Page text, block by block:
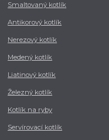
Smaltovaný kotlík
Antikorový kotlík
Nerezový kotlík
Medený kotlík
Liatinový kotlík
Železný kotlík
Kotlík na ryby
Servírovací kotlík